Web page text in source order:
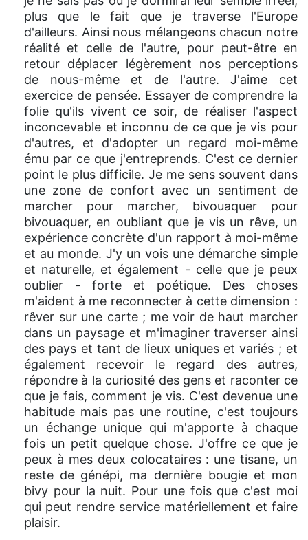
plus que le fait que je traverse l'Europe
d'ailleurs. Ainsi nous mélangeons chacun notre
réalité et celle de l'autre, pour peut-être en
retour déplacer légèrement nos perceptions
de nous-même et de l'autre. J'aime cet
exercice de pensée. Essayer de comprendre la
folie qu'ils vivent ce soir, de réaliser l'aspect
inconcevable et inconnu de ce que je vis pour
d'autres, et d'adopter un regard moi-même
ému par ce que j'entreprends. C'est ce dernier
point le plus difficile. Je me sens souvent dans
une zone de confort avec un sentiment de
marcher pour marcher, bivouaquer pour
bivouaquer, en oubliant que je vis un rêve, un
expérience concrète d'un rapport à moi-même
et au monde. J'y un vois une démarche simple
et naturelle, et également - celle que je peux
oublier - forte et poétique. Des choses
m'aident à me reconnecter à cette dimension :
rêver sur une carte ; me voir de haut marcher
dans un paysage et m'imaginer traverser ainsi
des pays et tant de lieux uniques et variés ; et
également recevoir le regard des autres,
répondre à la curiosité des gens et raconter ce
que je fais, comment je vis. C'est devenue une
habitude mais pas une routine, c'est toujours
un échange unique qui m'apporte à chaque
fois un petit quelque chose. J'offre ce que je
peux à mes deux colocataires : une tisane, un
reste de génépi, ma dernière bougie et mon
bivy pour la nuit. Pour une fois que c'est moi
qui peut rendre service matériellement et faire
plaisir.